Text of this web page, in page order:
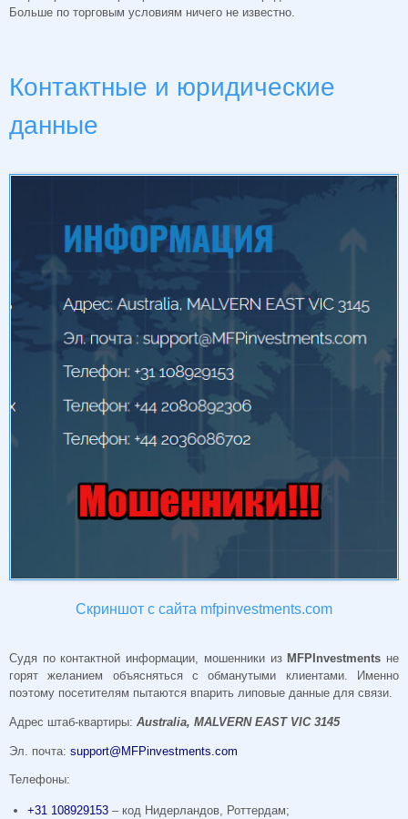
Больше по торговым условиям ничего не известно.
Контактные и юридические
данные
Скриншот с сайта mfpinvestments.com
Судя по контактной информации, мошенники из MFPInvestments не
горят желанием объясняться с обманутыми клиентами. Именно
поэтому посетителям пытаются впарить липовые данные для связи.
Адрес штаб-квартиры: Australia, MALVERN EAST VIC 3145
Эл. почта: support@MFPinvestments.com
Телефоны:
+31 108929153 – код Нидерландов, Роттердам;